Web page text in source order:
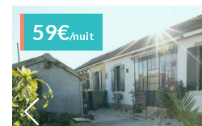
59€/nuit